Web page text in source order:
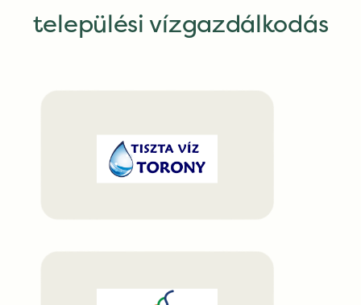
települési vízgazdálkodás